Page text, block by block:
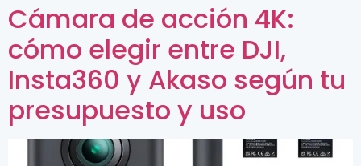
Cámara de acción 4K:
cómo elegir entre DJI,
Insta360 y Akaso según tu
presupuesto y uso